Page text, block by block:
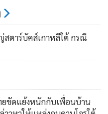
รพิเศษคุมเชื้อไวรัสโควิด-19
สตาร์บัคส์เกาหลีใต้ กรณี
ยขัดแย้งหนักกับเพื่อนบ้าน